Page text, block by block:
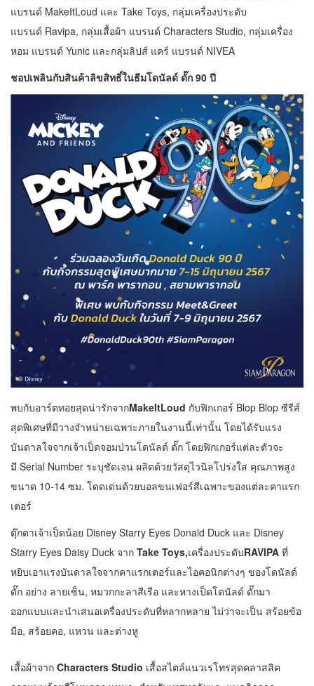
แบรนด์ MakeItLoud และ Take Toys, กลุ่มเครื่องประดับ
แบรนด์ Ravipa, กลุ่มเสื้อผ้า แบรนด์ Characters Studio, กลุ่มเครื่อง
หอม แบรนด์ Yunic และกลุ่มลิปส์ แคร์ แบรนด์ NIVEA
ชอปเพลินกับสินค้าลิขสิทธิ์ในธีมโดนัลด์ ดั๊ก 90 ปี
พบกับอาร์ตทอยสุดน่ารักจากMakeItLoud กับฟิกเกอร์ Blop Blop ซีรีส์
สุดพิเศษที่มีวางจำหน่ายเฉพาะภายในงานนี้เท่านั้น โดยได้รับแรง
บันดาลใจจากเจ้าเป็ดจอมป่วนโดนัลด์ ดั๊ก โดยฟิกเกอร์แต่ละตัวจะ
มี Serial Number ระบุชัดเจน ผลิตด้วยวัสดุไวนิลโปร่งใส คุณภาพสูง
ขนาด 10-14 ซม. โดดเด่นด้วยบอลขนเฟอร์สีเฉพาะของแต่ละคาแรก
เตอร์
ตุ๊กตาเจ้าเป็ดน้อย Disney Starry Eyes Donald Duck และ Disney
Starry Eyes Daisy Duck จาก Take Toys,เครื่องประดับRAVIPA ที่
หยิบเอาแรงบันดาลใจจากคาแรกเตอร์และไอคอนิกต่างๆ ของโดนัลด์
ดั๊ก อย่าง ลายเซ็น, หมวกกะลาสีเรือ และหางเป็ดโดนัลด์ ดั๊กมา
ออกแบบและนำเสนอเครื่องประดับที่หลากหลาย ไม่ว่าจะเป็น สร้อยข้อ
มือ, สร้อยคอ, แหวน และต่างหู
เสื้อผ้าจาก Characters Studio เสื้อสไตล์แนวเรโทรสุดคลาสสิค